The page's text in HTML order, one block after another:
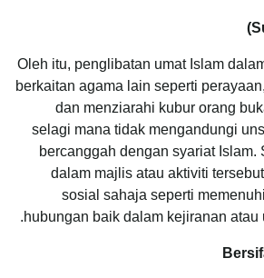
Oleh itu, penglibatan umat Islam
berkaitan agama lain seperti
dan menziarahi kubur orang
selagi mana tidak mengandungi
bercanggah dengan syariat Islam.
dalam majlis atau aktiviti
sosial sahaja seperti
hubungan baik dalam kejiranan atau